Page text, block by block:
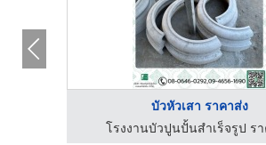
บัวหัวเสา ราคาส่ง
โรงงานบัวปูนปั้นสำเร็จรูป ร